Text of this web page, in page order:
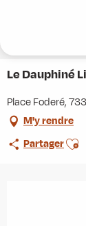
principal
Le Dauphiné
Place Foderé,
M'y rendre
Partager